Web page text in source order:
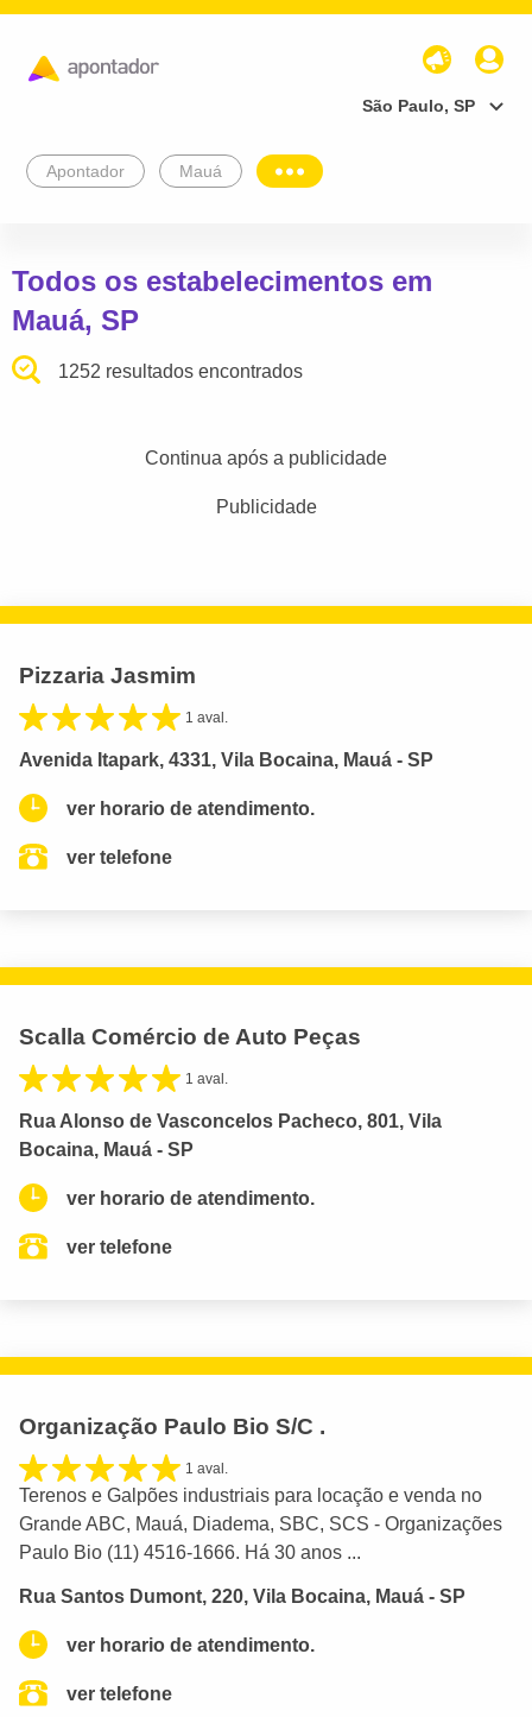
São Paulo, SP
Apontador Mauá
Todos os estabelecimentos em
Mauá, SP
1252 resultados encontrados
Continua após a publicidade
Publicidade
Pizzaria Jasmim
1 aval.
Avenida Itapark, 4331, Vila Bocaina, Mauá - SP
ver horario de atendimento.
ver telefone
Scalla Comércio de Auto Peças
1 aval.
Rua Alonso de Vasconcelos Pacheco, 801, Vila
Bocaina, Mauá - SP
ver horario de atendimento.
ver telefone
Organização Paulo Bio S/C .
1 aval.
Terenos e Galpões industriais para locação e venda no
Grande ABC, Mauá, Diadema, SBC, SCS - Organizações
Paulo Bio (11) 4516-1666. Há 30 anos ...
Rua Santos Dumont, 220, Vila Bocaina, Mauá - SP
ver horario de atendimento.
ver telefone